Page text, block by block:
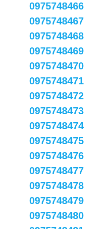
0975748466
0975748467
0975748468
0975748469
0975748470
0975748471
0975748472
0975748473
0975748474
0975748475
0975748476
0975748477
0975748478
0975748479
0975748480